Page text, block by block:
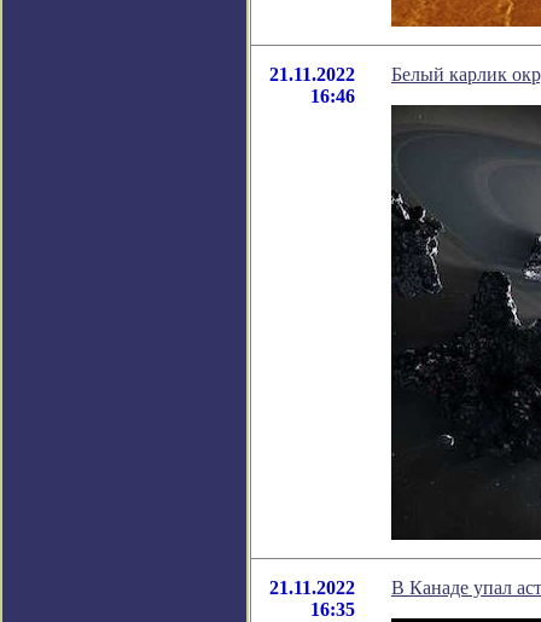
21.11.2022
16:46
Белый карлик
21.11.2022
16:35
В Канаде упал